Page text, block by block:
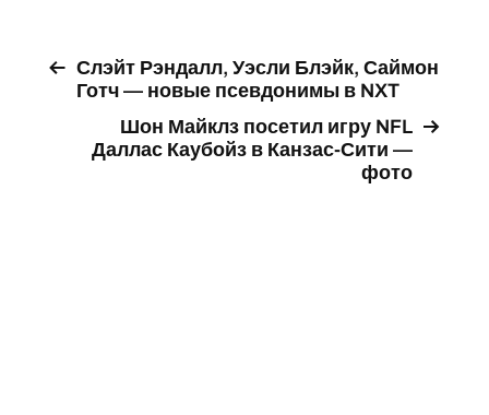
Слэйт Рэндалл, Уэсли Блэйк, Саймон
Готч — новые псевдонимы в NXT
Шон Майклз посетил игру NFL
Даллас Каубойз в Канзас-Сити —
фото